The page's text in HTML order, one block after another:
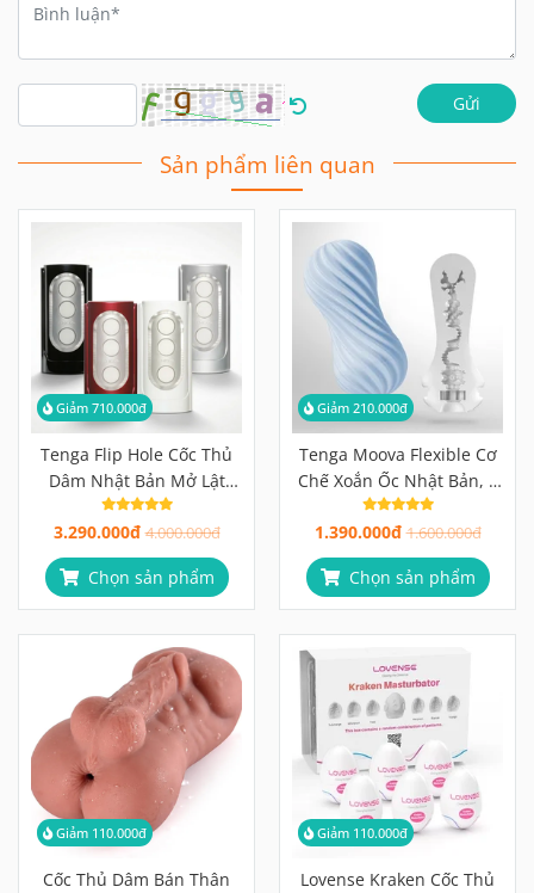
Gửi
Sản phẩm liên quan
Giảm 710.000đ
Tenga Flip Hole Cốc Thủ
Dâm Nhật Bản Mở Lật
180°, Bàn Điều Áp Chân
Không 3 Vùng
3.290.000đ 4.000.000đ
Chọn sản phẩm
Giảm 210.000đ
Tenga Moova Flexible Cơ
Chế Xoắn Ốc Nhật Bản, 4
Phiên Bản Cảm Giác, Vệ
Sinh Lộn Ngược Hoàn
Toàn
1.390.000đ 1.600.000đ
Chọn sản phẩm
Giảm 110.000đ
Cốc Thủ Dâm Bán Thân
Giảm 110.000đ
Lovense Kraken Cốc Thủ